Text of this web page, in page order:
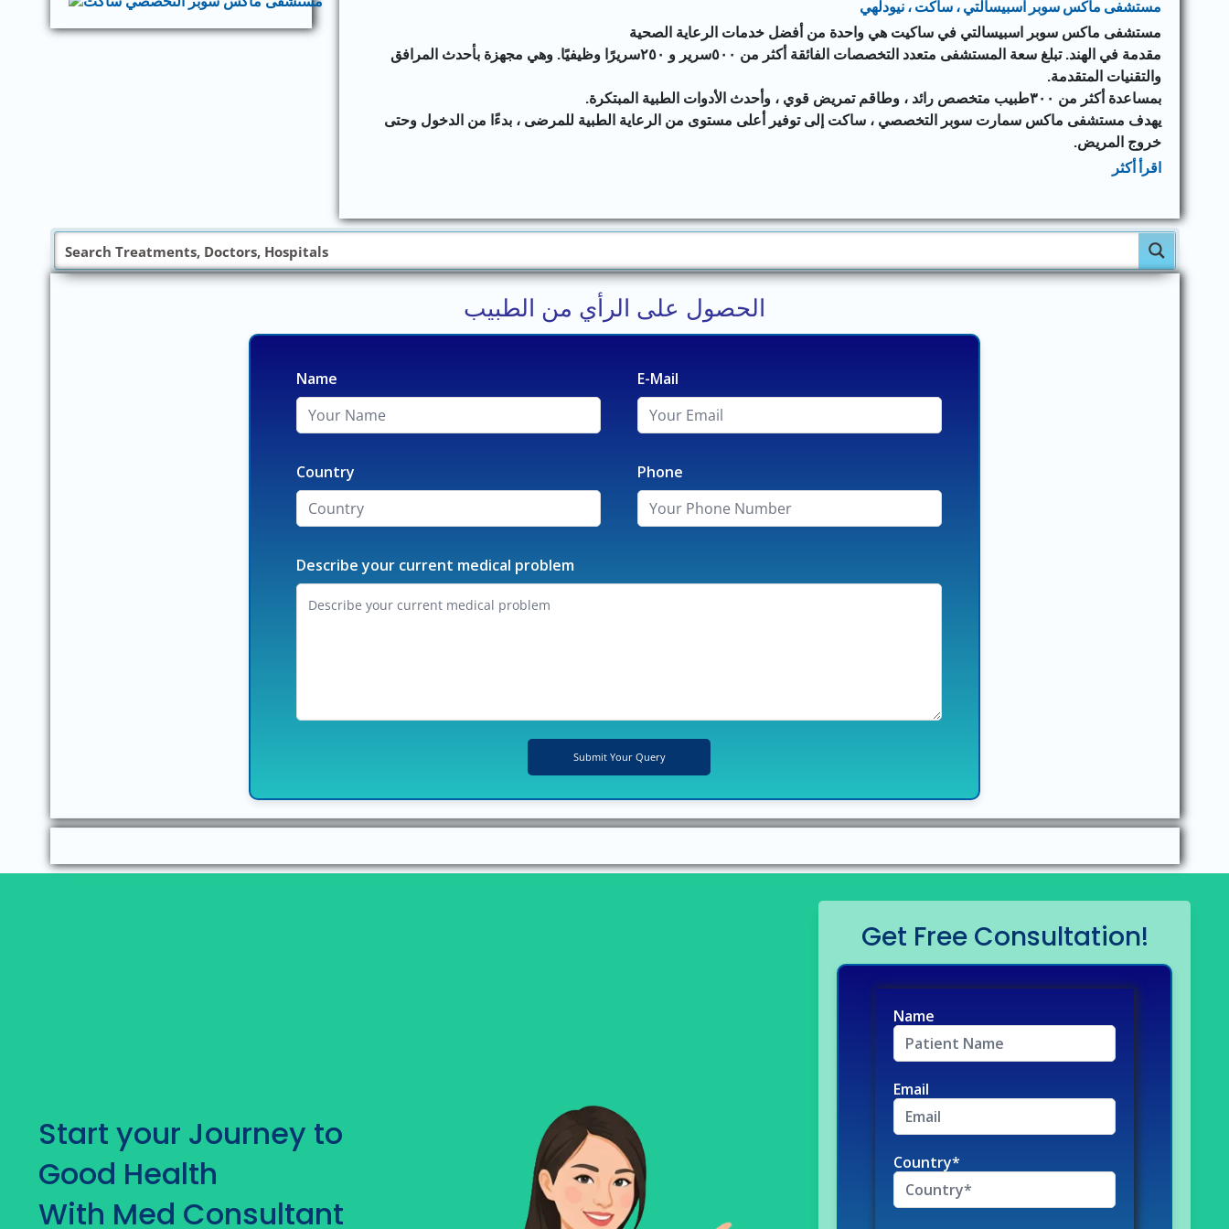
مستشفى ماكس سوبر اسبيسالتي ، ساكت ، نيودلهي
مستشفى ماكس سوبر اسبيسالتي في ساكيت هي واحدة من أفضل خدمات الرعاية الصحية
مقدمة في الهند. تبلغ سعة المستشفى متعدد التخصصات الفائقة أكثر من ٥٠٠سرير و ٢٥٠سريرًا وظيفيًا. وهي مجهزة بأحدث المرافق
والتقنيات المتقدمة.
بمساعدة أكثر من ٣٠٠طبيب متخصص رائد ، وطاقم تمريض قوي ، وأحدث الأدوات الطبية المبتكرة.
يهدف مستشفى ماكس سمارت سوبر التخصصي ، ساكت إلى توفير أعلى مستوى من الرعاية الطبية للمرضى ، بدءًا من الدخول وحتى
خروج المريض.
اقرأ أكثر
الحصول على الرأي من الطبيب
Name E-Mail
Country Phone
Describe your current medical problem
Start your Journey to
Good Health
With Med Consultant
Get Free Consultation!
Name
Email
Country*